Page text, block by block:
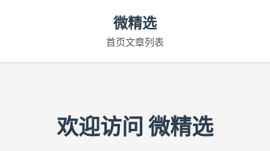
微精选
首页文章列表
欢迎访问 微精选